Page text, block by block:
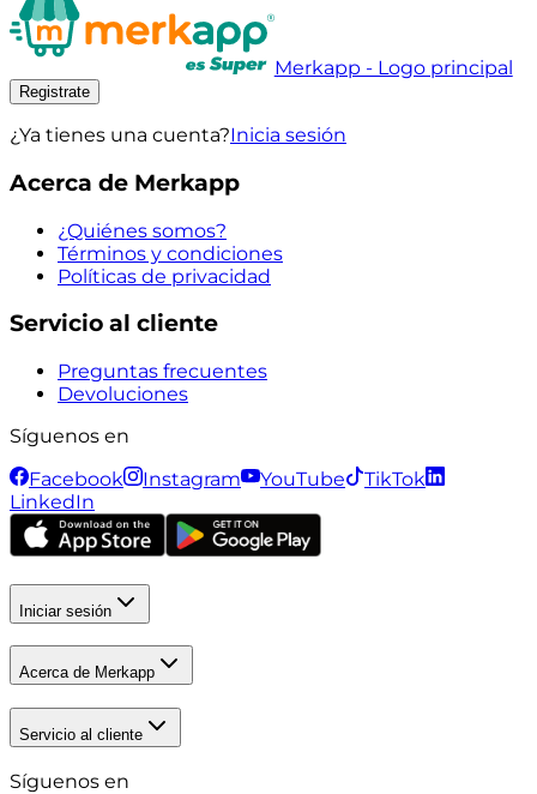
Merkapp - Logo principal
Registrate
¿Ya tienes una cuenta?Inicia sesión
Acerca de Merkapp
¿Quiénes somos?
Términos y condiciones
Políticas de privacidad
Servicio al cliente
Preguntas frecuentes
Devoluciones
Síguenos en
Facebook
Instagram YouTube
TikTok
LinkedIn
Iniciar sesión
Acerca de Merkapp
Servicio al cliente
Síguenos en